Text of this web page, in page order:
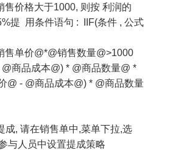
售价格大于1000, 则按 利润的
提 用条件语句 : IIF(条件 , 公式
单价@*@销售数量@>1000
商品成本@) * @商品数量@ *
@ - @商品成本@) * @商品数量
成, 请在销售单中,菜单下拉,选
与人员中设置提成策略